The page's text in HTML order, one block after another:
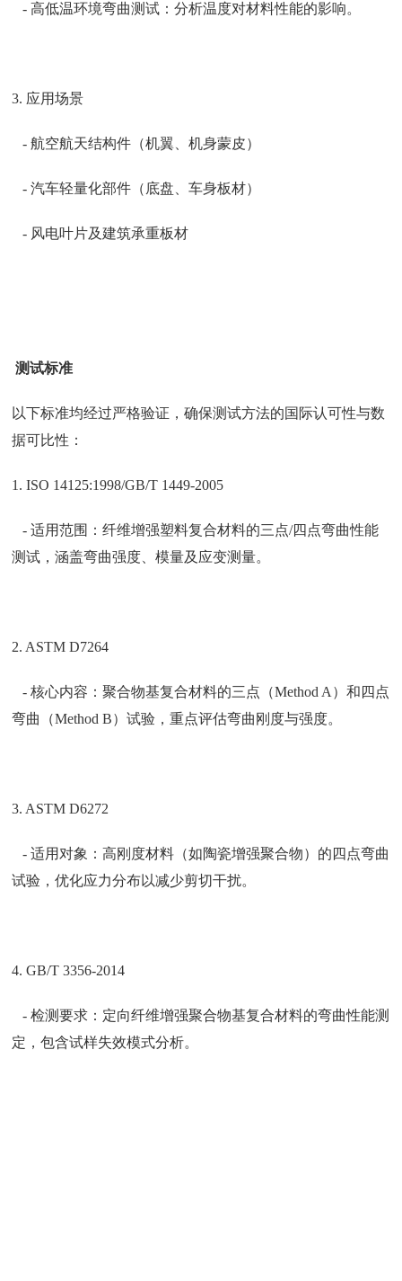
- 高低温环境弯曲测试：分析温度对材料性能的影响。
3. 应用场景
- 航空航天结构件（机翼、机身蒙皮）
- 汽车轻量化部件（底盘、车身板材）
- 风电叶片及建筑承重板材
测试标准
以下标准均经过严格验证，确保测试方法的国际认可性与数
据可比性：
1. ISO 14125:1998/GB/T 1449-2005
- 适用范围：纤维增强塑料复合材料的三点/四点弯曲性能
测试，涵盖弯曲强度、模量及应变测量。
2. ASTM D7264
- 核心内容：聚合物基复合材料的三点（Method A）和四点
弯曲（Method B）试验，重点评估弯曲刚度与强度。
3. ASTM D6272
- 适用对象：高刚度材料（如陶瓷增强聚合物）的四点弯曲
试验，优化应力分布以减少剪切干扰。
4. GB/T 3356-2014
- 检测要求：定向纤维增强聚合物基复合材料的弯曲性能测
定，包含试样失效模式分析。